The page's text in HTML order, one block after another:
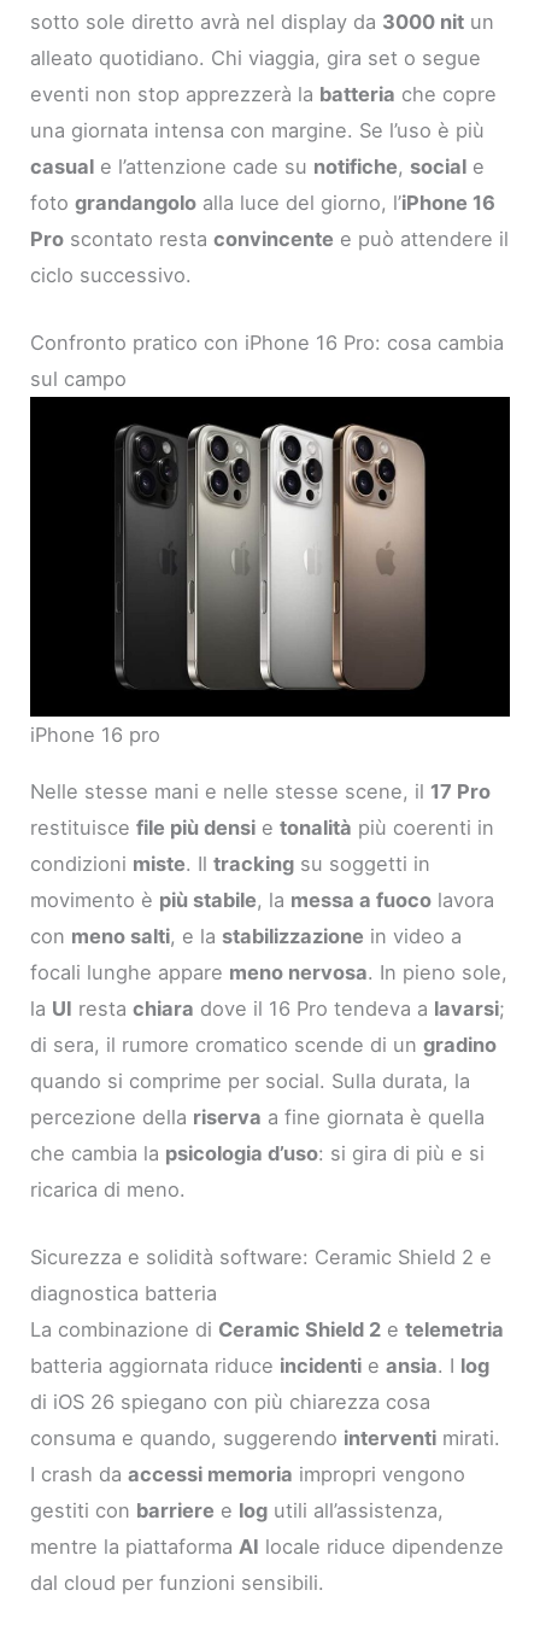
sotto sole diretto avrà nel display da 3000 nit un
alleato quotidiano. Chi viaggia, gira set o segue
eventi non stop apprezzerà la batteria che copre
una giornata intensa con margine. Se l’uso è più
casual e l’attenzione cade su notifiche, social e
fotograndangolo alla luce del giorno, l’iPhone 16
Pro scontato restaconvincente e può attendere il
ciclo successivo.
Confronto pratico con iPhone 16 Pro: cosa cambia
sul campo
iPhone 16 pro
Nelle stesse mani e nelle stesse scene, il 17 Pro
restituiscefile più densi etonalità più coerenti in
condizioni miste. Iltracking su soggetti in
movimento è più stabile, la messa a fuoco lavora
con meno salti, e la stabilizzazione in video a
focali lunghe appare meno nervosa. In pieno sole,
la UI restachiara dove il 16 Pro tendeva a lavarsi;
di sera, il rumore cromatico scende di ungradino
quando si comprime per social. Sulla durata, la
percezione della riserva a fine giornata è quella
che cambia la psicologia d’uso: si gira di più e si
ricarica di meno.
Sicurezza e solidità software: Ceramic Shield 2 e
diagnostica batteria
La combinazione di Ceramic Shield 2 etelemetria
batteria aggiornata riduce incidenti eansia. I log
di iOS 26 spiegano con più chiarezza cosa
consuma e quando, suggerendo interventi mirati.
I crash daaccessi memoria impropri vengono
gestiti con barriere e log utili all’assistenza,
mentre la piattaforma AI locale riduce dipendenze
dal cloud per funzioni sensibili.